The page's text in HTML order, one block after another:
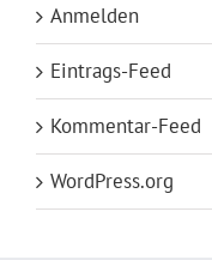
Anmelden
Eintrags-Feed
Kommentar-Feed
WordPress.org